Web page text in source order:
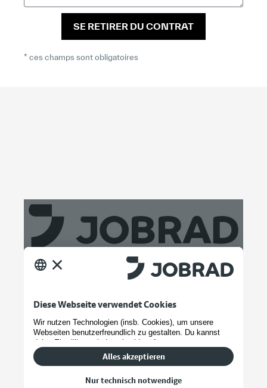
SE RETIRER DU CONTRAT
* ces champs sont obligatoires